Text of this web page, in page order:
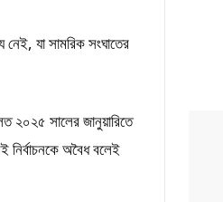
যা সামরিক সংঘাতের
২০২৫ সালের জানুয়ারিতে
নির্বাচনকে অবৈধ বলেই